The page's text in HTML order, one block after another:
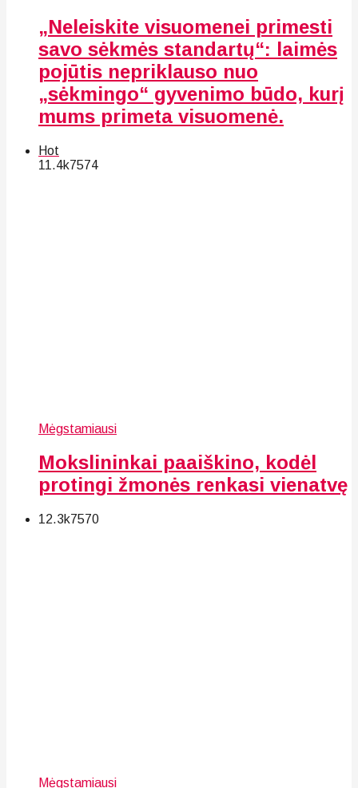
„Neleiskite visuomenei primesti
savo sėkmės standartų“: laimės
pojūtis nepriklauso nuo
„sėkmingo“ gyvenimo būdo, kurį
mums primeta visuomenė.
Hot
11.4k7574
Mėgstamiausi
Mokslininkai paaiškino, kodėl
protingi žmonės renkasi vienatvę
12.3k7570
Mėgstamiausi